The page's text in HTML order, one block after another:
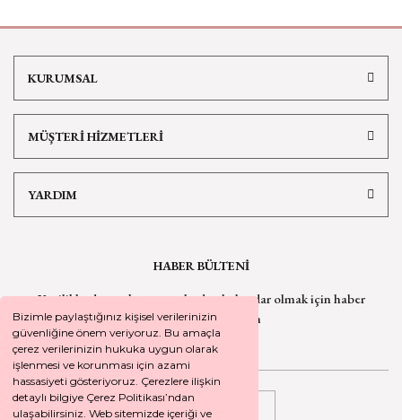
Bizimle paylaştığınız kişisel verilerinizin
güvenliğine önem veriyoruz. Bu amaçla
çerez verilerinizin hukuka uygun olarak
işlenmesi ve korunması için azami
hassasiyeti gösteriyoruz. Çerezlere ilişkin
detaylı bilgiye Çerez Politikası’ndan
ulaşabilirsiniz. Web sitemizde içeriği ve
KURUMSAL
MÜŞTERİ HİZMETLERİ
YARDIM
HABER BÜLTENİ
Yeniliklerden ve kampanyalardan haberdar olmak için haber
bültenimize kaydolun
KAYDOL